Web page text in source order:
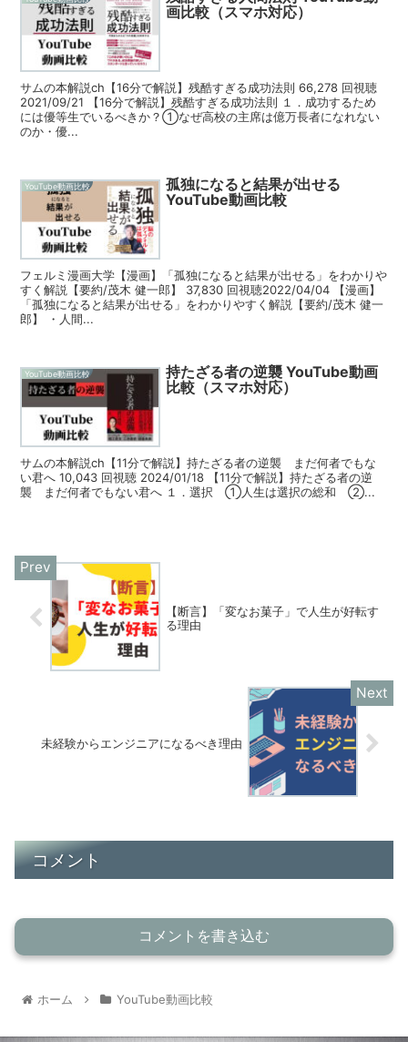
画比較（スマホ対応）
サムの本解説ch【16分で解説】残酷すぎる成功法則 66,278 回視聴
2021/09/21 【16分で解説】残酷すぎる成功法則 １．成功するため
には優等生でいるべきか？①なぜ高校の主席は億万長者になれない
のか・優...
YouTube動画比較
孤独になると結果が出せる
YouTube動画比較
フェルミ漫画大学【漫画】「孤独になると結果が出せる」をわかりや
すく解説【要約/茂木 健一郎】 37,830 回視聴2022/04/04 【漫画】
「孤独になると結果が出せる」をわかりやすく解説【要約/茂木 健一
郎】 ・人間...
YouTube動画比較
持たざる者の逆襲 YouTube動画
比較（スマホ対応）
サムの本解説ch【11分で解説】持たざる者の逆襲 まだ何者でもな
い君へ 10,043 回視聴 2024/01/18 【11分で解説】持たざる者の逆
襲 まだ何者でもない君へ １．選択 ①人生は選択の総和 ②...
【断言】「変なお菓子」で人生が好転す
る理由
未経験からエンジニアになるべき理由
コメント
コメントを書き込む
ホーム YouTube動画比較